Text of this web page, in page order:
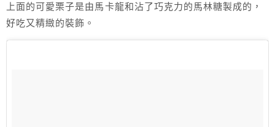
上面的可愛栗子是由馬卡龍和沾了巧克力的馬林糖製成的，
好吃又精緻的裝飾。